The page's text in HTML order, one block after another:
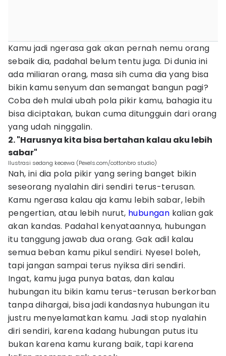
Kamu jadi ngerasa gak akan pernah nemu orang
sebaik dia, padahal belum tentu juga. Di dunia ini
ada miliaran orang, masa sih cuma dia yang bisa
bikin kamu senyum dan semangat bangun pagi?
Coba deh mulai ubah pola pikir kamu, bahagia itu
bisa diciptakan, bukan cuma ditungguin dari orang
yang udah ninggalin.
2. "Harusnya kita bisa bertahan kalau aku lebih
sabar"
Ilustrasi sedang kecewa (Pexels.com/cottonbro studio)
Nah, ini dia pola pikir yang sering banget bikin
seseorang nyalahin diri sendiri terus-terusan.
Kamu ngerasa kalau aja kamu lebih sabar, lebih
pengertian, atau lebih nurut, hubungan kalian gak
akan kandas. Padahal kenyataannya, hubungan
itu tanggung jawab dua orang. Gak adil kalau
semua beban kamu pikul sendiri. Nyesel boleh,
tapi jangan sampai terus nyiksa diri sendiri.
Ingat, kamu juga punya batas, dan kalau
hubungan itu bikin kamu terus-terusan berkorban
tanpa dihargai, bisa jadi kandasnya hubungan itu
justru menyelamatkan kamu. Jadi stop nyalahin
diri sendiri, karena kadang hubungan putus itu
bukan karena kamu kurang baik, tapi karena